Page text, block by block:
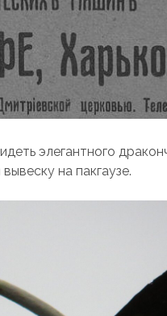
элегантного
на пакгаузе.